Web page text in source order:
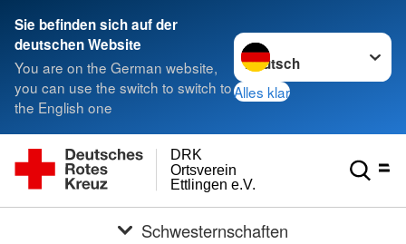
Sie befinden sich auf der
deutschen Website
You are on the German website,
you can use the switch to switch to
the English one
Sprache wechseln zu
Alles klar
Ettlingen e.V.
Ortsverein
DRK
Schwesternschaften